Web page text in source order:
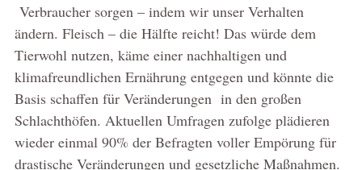
Verbraucher sorgen – indem wir unser Verhalten
ändern. Fleisch – die Hälfte reicht! Das würde dem
Tierwohl nutzen, käme einer nachhaltigen und
klimafreundlichen Ernährung entgegen und könnte die
Basis schaffen für Veränderungen in den großen
Schlachthöfen. Aktuellen Umfragen zufolge plädieren
wieder einmal 90% der Befragten voller Empörung für
drastische Veränderungen und gesetzliche Maßnahmen.